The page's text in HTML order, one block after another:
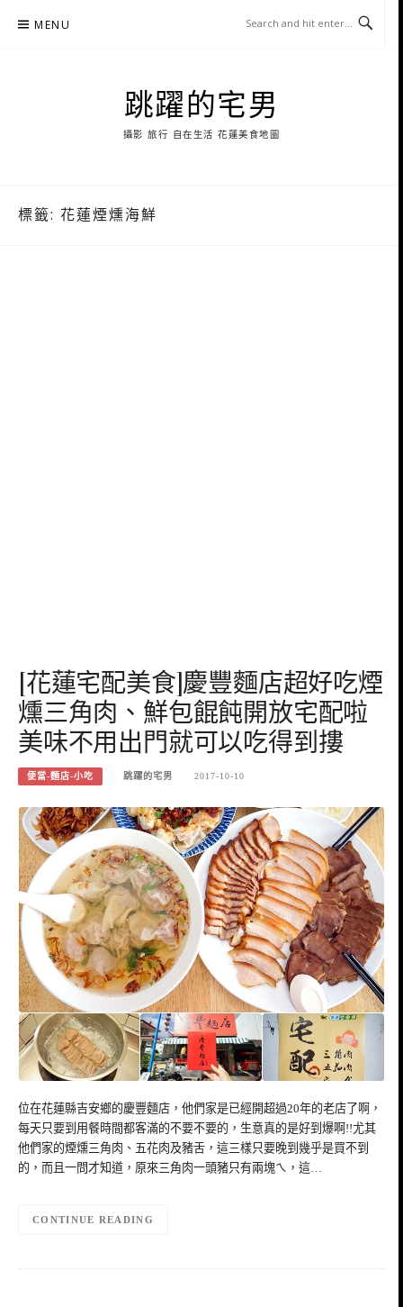
MENU
跳躍的宅男
攝影 旅行 自在生活 花蓮美食地圖
標籤: 花蓮煙燻海鮮
[花蓮宅配美食]慶豐麵店超好吃煙
燻三角肉、鮮包餛飩開放宅配啦
美味不用出門就可以吃得到摟
便當-麵店-小吃 跳躍的宅男 2017-10-10
位在花蓮縣吉安鄉的慶豐麵店，他們家是已經開超過20年的老店了啊，
每天只要到用餐時間都客滿的不要不要的，生意真的是好到爆啊!!尤其
他們家的煙燻三角肉、五花肉及豬舌，這三樣只要晚到幾乎是買不到
的，而且一問才知道，原來三角肉一頭豬只有兩塊ㄟ，這…
CONTINUE READING